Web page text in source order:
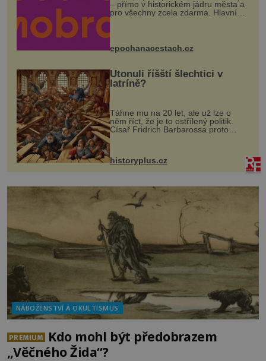
– přímo v historickém jádru města a
pro všechny zcela zdarma. Hlavní
program se odehraje na Karlově a
mohou těšit na víno, burčák, pes...
epochanacestach.cz
Utonuli říšští šlechtici v
latríně?
Táhne mu na 20 let, ale už lze o
něm říct, že je to ostřílený politik.
Císař Fridrich Barbarossa proto
posílá svého syna a dědice Jindřicha
VI. do Erfurtu, aby se stal
prostředníkem při řešení sporu m...
historyplus.cz
NÁBOŽENSTVÍ A OKULTISMUS
PREMIUM
Kdo mohl být předobrazem
„Věčného Žida“?